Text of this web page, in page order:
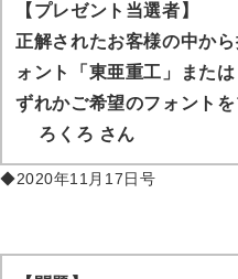
【プレゼント当選者】
正解されたお客様の中か
ォント「東亜重工」また
ずれかご希望のフォントを
ろくろ さん
◆2020年11月17日号